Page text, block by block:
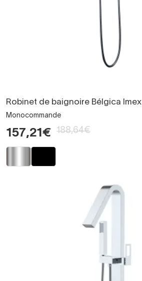
Robinet de baignoire Bélgica Imex
Monocommande
157,21€ 188,64€